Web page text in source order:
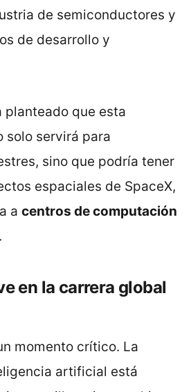
de semiconductores y
de desarrollo y
planteado que esta
solo servirá para
sino que podría tener
espaciales de SpaceX,
a centros de computación
.
en la carrera global
momento crítico. La
artificial está